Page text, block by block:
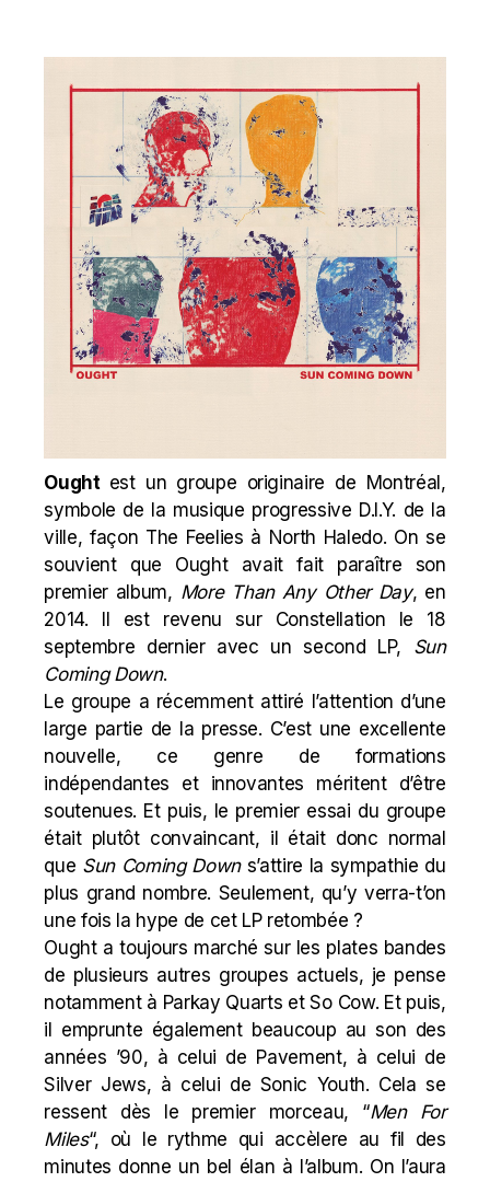
Ought est un groupe originaire de Montréal,
symbole de la musique progressive D.I.Y. de la
ville, façon The Feelies à North Haledo. On se
souvient que Ought avait fait paraître son
premier album, More Than Any Other Day, en
2014. Il est revenu sur Constellation le 18
septembre dernier avec un second LP, Sun
Coming Down.
Le groupe a récemment attiré l’attention d’une
large partie de la presse. C’est une excellente
nouvelle, ce genre de formations
indépendantes et innovantes méritent d’être
soutenues. Et puis, le premier essai du groupe
était plutôt convaincant, il était donc normal
que Sun Coming Downs’attire la sympathie du
plus grand nombre. Seulement, qu’y verra-t’on
une fois la hype de cet LP retombée ?
Ought a toujours marché sur les plates bandes
de plusieurs autres groupes actuels, je pense
notamment à Parkay Quarts etSo Cow. Et puis,
il emprunte également beaucoup au son des
années ’90, à celui de Pavement, à celui de
Silver Jews, à celui de Sonic Youth. Cela se
ressent dès le premier morceau, “Men
For
Miles“, où le rythme qui accèlere au fil des
minutes donne un bel élan à l’album. On l’aura